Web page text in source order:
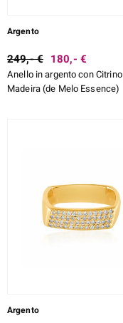
Argento
249,- € 180,- €
Anello in argento con Citrino
Madeira (de Melo Essence)
Argento